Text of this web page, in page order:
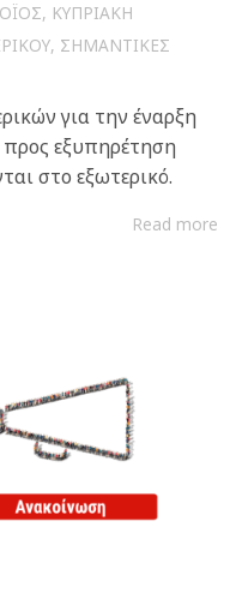
, ΚΥΠΡΙΑΚΗ
, ΣΗΜΑΝΤΙΚΕΣ
για την έναρξη
εξυπηρέτηση
στο εξωτερικό.
Read more